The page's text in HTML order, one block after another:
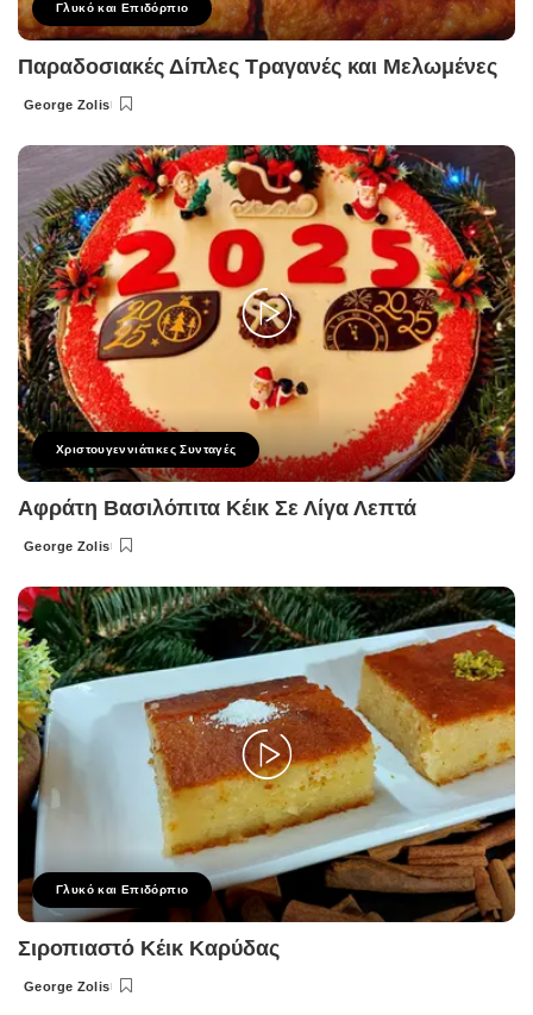
Γλυκό και Επιδόρπιο
Παραδοσιακές Δίπλες Τραγανές και Μελωμένες
Posted
George Zolis
Χριστουγεννιάτικες Συνταγές
Αφράτη Βασιλόπιτα Κέικ Σε Λίγα Λεπτά
Posted
George Zolis
Γλυκό και Επιδόρπιο
Σιροπιαστό Κέικ Καρύδας
Posted
George Zolis